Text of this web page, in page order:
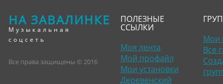
НА ЗАВАЛИНКЕ
Музыкальная
соцсеть
Все права защищены © 2016
ПОЛЕЗНЫЕ
ССЫЛКИ
Моя лента
Мой профайл
Мои установки
Деревенский
Мои
Все